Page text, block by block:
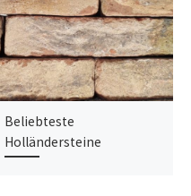
Beliebteste
Holländersteine